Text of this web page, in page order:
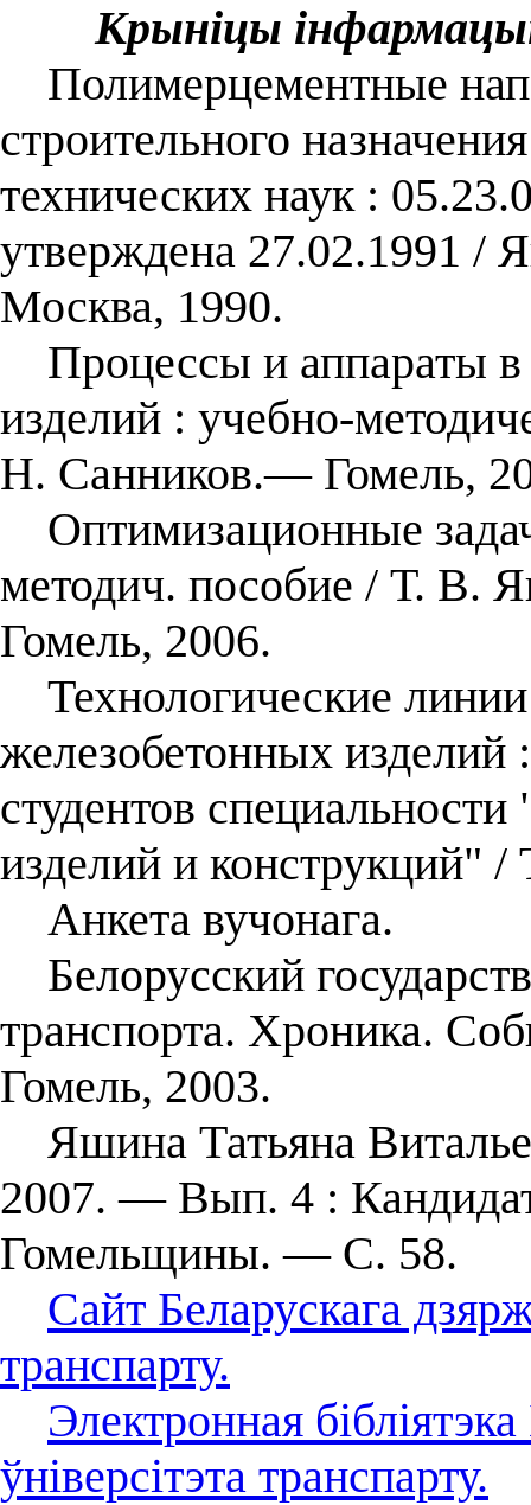
Крыніцы
Полимерцементные
строительного
технических наук :
утверждена 27.02.1991 /
Москва, 1990.
Процессы и аппараты в
изделий : учебно-
Н. Санников.— Гомель,
Оптимизационные
методич. пособие / Т. В.
Гомель, 2006.
Технологические
железобетонных изделий
студентов
изделий и
Анкета вучонага.
Белорусский
транспорта. Хроника.
Гомель, 2003.
Яшина Татьяна
2007. — Вып. 4 :
Гомельщины. — С. 58.
Сайт Беларускага
транспарту.
Электронная
ўніверсітэта транспарту.